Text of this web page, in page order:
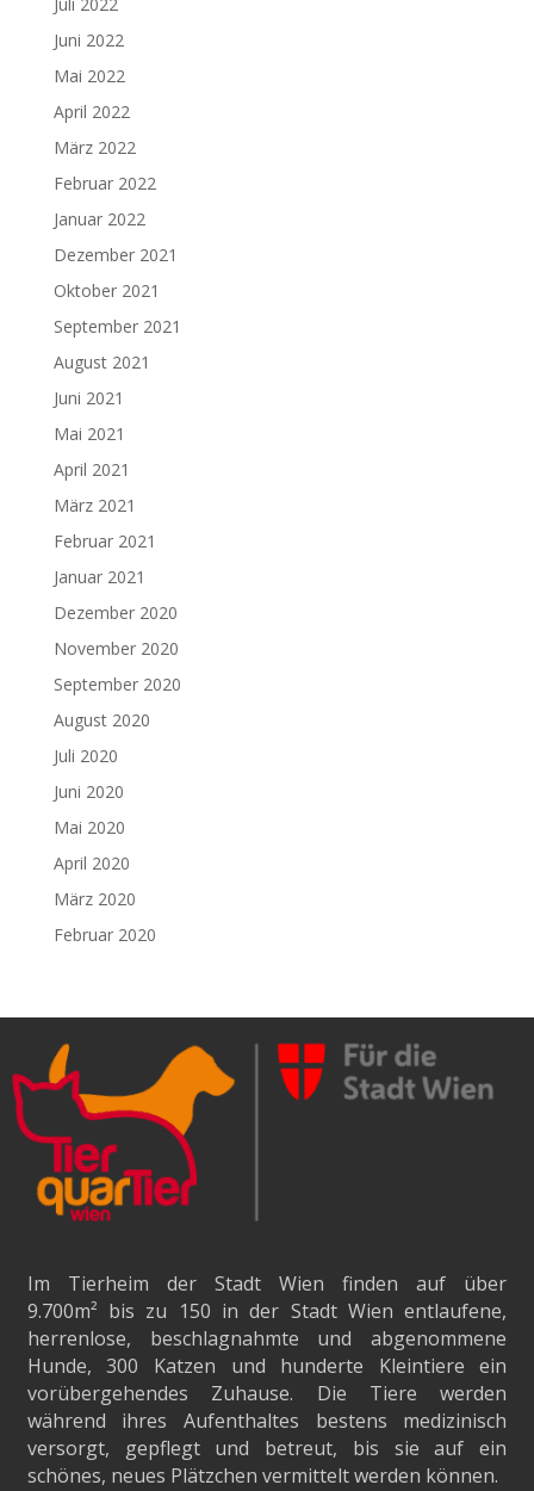
Juni 2022
Mai 2022
April 2022
März 2022
Februar 2022
Januar 2022
Dezember 2021
Oktober 2021
September 2021
August 2021
Juni 2021
Mai 2021
April 2021
März 2021
Februar 2021
Januar 2021
Dezember 2020
November 2020
September 2020
August 2020
Juli 2020
Juni 2020
Mai 2020
April 2020
März 2020
Februar 2020
Im Tierheim der Stadt Wien finden auf über
9.700m² bis zu 150 in der Stadt Wien entlaufene,
herrenlose, beschlagnahmte und abgenommene
Hunde, 300 Katzen und hunderte Kleintiere ein
vorübergehendes Zuhause. Die Tiere werden
während ihres Aufenthaltes bestens medizinisch
versorgt, gepflegt und betreut, bis sie auf ein
schönes, neues Plätzchen vermittelt werden können.